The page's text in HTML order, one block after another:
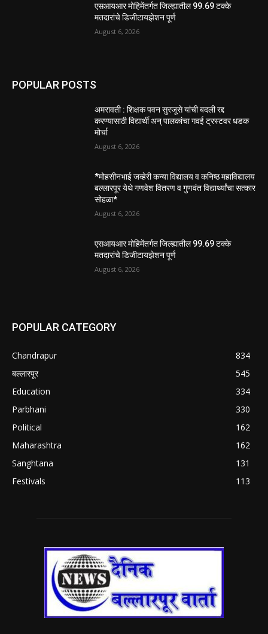
एसआयआर मोहिमेंतर्गत जिल्ह्यातील 99.69 टक्के
मतदारांचे डिजीटायझेशन पूर्ण
August 6, 2026
POPULAR POSTS
अमरावती : शिक्षक पवन सुरजूसे यांची बदली रद्द
करण्यासाठी विद्यार्थी अन् पालकांचा गवई ट्रस्टवर धडक
मोर्चा
August 6, 2026
*मोहसीनभाई जव्हेरी कन्या विद्यालय व कनिष्ठ महाविद्यालय
बल्लारपूर येथे गणवेश वितरण व गुणवंत विद्यार्थ्यांचा सत्कार
सोहळा*
August 6, 2026
एसआयआर मोहिमेंतर्गत जिल्ह्यातील 99.69 टक्के
मतदारांचे डिजीटायझेशन पूर्ण
August 6, 2026
POPULAR CATEGORY
Chandrapur
834
बल्लारपूर
545
Education
334
Parbhani
330
Political
162
Maharashtra
162
Sanghtana
131
Festivals
113